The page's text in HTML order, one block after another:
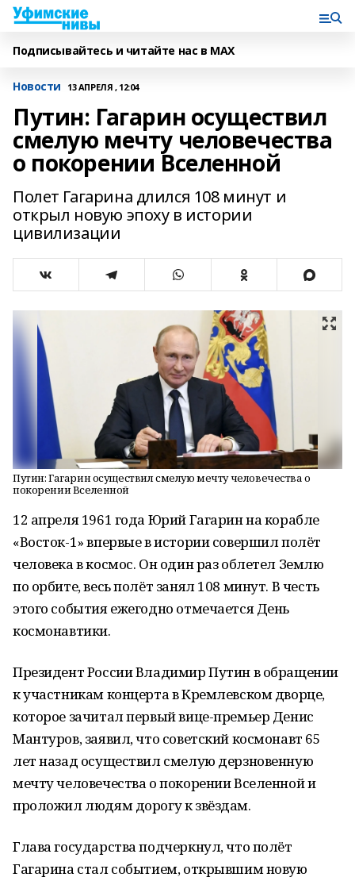
Подписывайтесь и читайте нас в MAX
Новости 13 АПРЕЛЯ , 12:04
Путин: Гагарин осуществил
смелую мечту человечества
о покорении Вселенной
Полет Гагарина длился 108 минут и
открыл новую эпоху в истории
цивилизации
Путин: Гагарин осуществил смелую мечту человечества о
покорении Вселенной
12 апреля 1961 года Юрий Гагарин на корабле
«Восток-1» впервые в истории совершил полёт
человека в космос. Он один раз облетел Землю
по орбите, весь полёт занял 108 минут. В честь
этого события ежегодно отмечается День
космонавтики.
Президент России Владимир Путин в обращении
к участникам концерта в Кремлевском дворце,
которое зачитал первый вице-премьер Денис
Мантуров, заявил, что советский космонавт 65
лет назад осуществил смелую дерзновенную
мечту человечества о покорении Вселенной и
проложил людям дорогу к звёздам.
Глава государства подчеркнул, что полёт
Гагарина стал событием, открывшим новую